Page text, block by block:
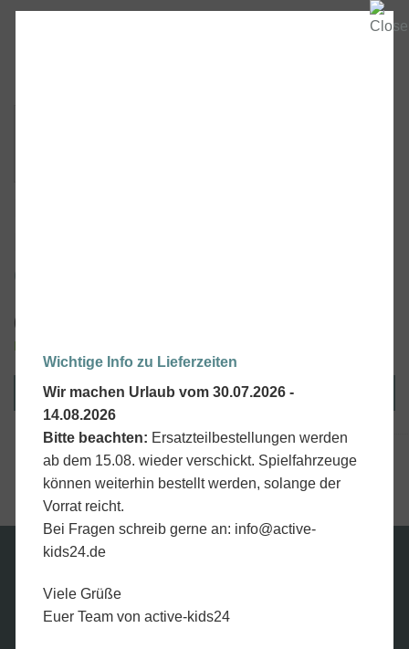
Gaucho Super Power
69,00
Lieferzeit:
IN DEN WARENKORB
Wichtige Info zu Lieferzeiten
Wir machen Urlaub vom 30.07.2026 -
14.08.2026
Bitte beachten: Ersatzteilbestellungen werden
ab dem 15.08. wieder verschickt. Spielfahrzeuge
können weiterhin bestellt werden, solange der
Vorrat reicht.
Bei Fragen schreib gerne an: info@active-
kids24.de
Viele Grüße
Euer Team von active-kids24